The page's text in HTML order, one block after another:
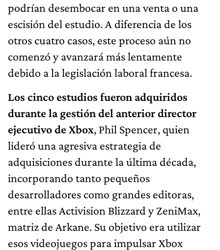
podrían desembocar en una venta o una
escisión del estudio. A diferencia de los
otros cuatro casos, este proceso aún no
comenzó y avanzará más lentamente
debido a la legislación laboral francesa.
Los cinco estudios fueron adquiridos
durante la gestión del anterior director
ejecutivo de Xbox, Phil Spencer, quien
lideró una agresiva estrategia de
adquisiciones durante la última década,
incorporando tanto pequeños
desarrolladores como grandes editoras,
entre ellas Activision Blizzard y ZeniMax,
matriz de Arkane. Su objetivo era utilizar
esos videojuegos para impulsar Xbox